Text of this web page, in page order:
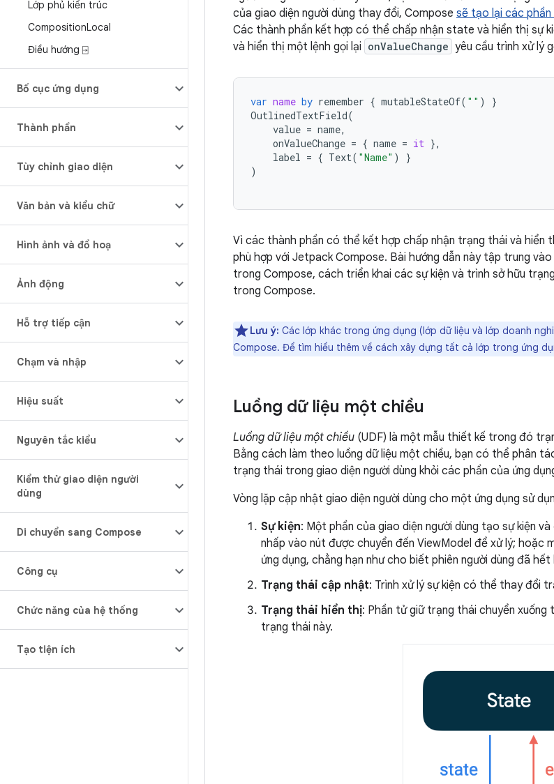
Lớp phủ kiến trúc
CompositionLocal
Điều hướng ⍈
Bố cục ứng dụng
Thành phần
Tùy chỉnh giao diện
Văn bản và kiểu chữ
Hình ảnh và đồ hoạ
Ảnh động
Hỗ trợ tiếp cận
Chạm và nhập
Hiệu suất
Nguyên tắc kiểu
Kiểm thử giao diện người
dùng
Di chuyển sang Compose
Công cụ
Chức năng của hệ thống
Tạo tiện ích
của giao diện người dùng thay đổi, Compose sẽ tạo lại các
Các thành phần kết hợp có thể chấp nhận state và hiển thị sự
và hiển thị một lệnh gọi lại onValueChange yêu cầu trình xử lý
var name by remember { mutableStateOf( "" )
}
OutlinedTextField(
value = name,
onValueChange = { name = it },
label = { Text( "Name" )
}
)
Vì các thành phần có thể kết hợp chấp nhận trạng thái và hiển
phù hợp với Jetpack Compose. Bài hướng dẫn này tập trung
trong Compose, cách triển khai các sự kiện và trình sở hữu
trong Compose.
Lưu ý: Các lớp khác trong ứng dụng (lớp dữ liệu và lớp doanh
Compose. Để tìm hiểu thêm về cách xây dựng tất cả lớp trong ứng
Luồng dữ liệu một chiều
Luồng dữ liệu một chiều (UDF) là một mẫu thiết kế trong đó
Bằng cách làm theo luồng dữ liệu một chiều, bạn có thể phân
trạng thái trong giao diện người dùng khỏi các phần của ứng
Vòng lặp cập nhật giao diện người dùng cho một ứng dụng sử
Sự kiện: Một phần của giao diện người dùng tạo sự kiện
nhấp vào nút được chuyển đến ViewModel để xử lý; hoặc
ứng dụng, chẳng hạn như cho biết phiên người dùng đã hết
Trạng thái cập nhật: Trình xử lý sự kiện có thể thay đổi
Trạng thái hiển thị: Phần tử giữ trạng thái chuyển xuống
trạng thái này.